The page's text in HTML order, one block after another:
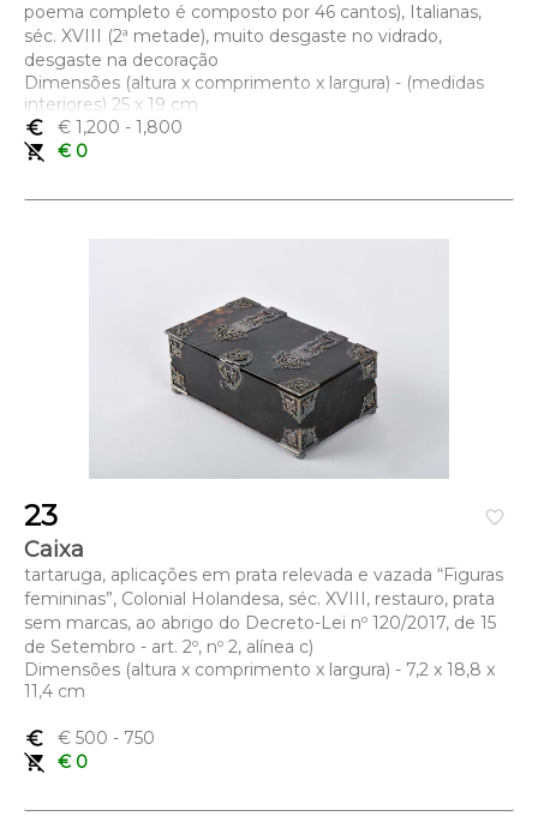
poema completo é composto por 46 cantos), Italianas,
séc. XVIII (2ª metade), muito desgaste no vidrado,
desgaste na decoração
Dimensões (altura x comprimento x largura) - (medidas
interiores) 25 x 19 cm
euro_symbol
€ 1,200 - 1,800
remove_shopping_cart
€ 0
favorite_border
23
Caixa
tartaruga, aplicações em prata relevada e vazada “Figuras
femininas”, Colonial Holandesa, séc. XVIII, restauro, prata
sem marcas, ao abrigo do Decreto-Lei nº 120/2017, de 15
de Setembro - art. 2º, nº 2, alínea c)
Dimensões (altura x comprimento x largura) - 7,2 x 18,8 x
11,4 cm
euro_symbol € 500 - 750
remove_shopping_cart
€ 0